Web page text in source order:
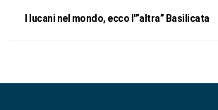
I lucani nel mondo, ecco l'”altra” Basilicata